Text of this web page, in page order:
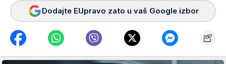
Dodajte EUpravo zato u vaš Google izbor